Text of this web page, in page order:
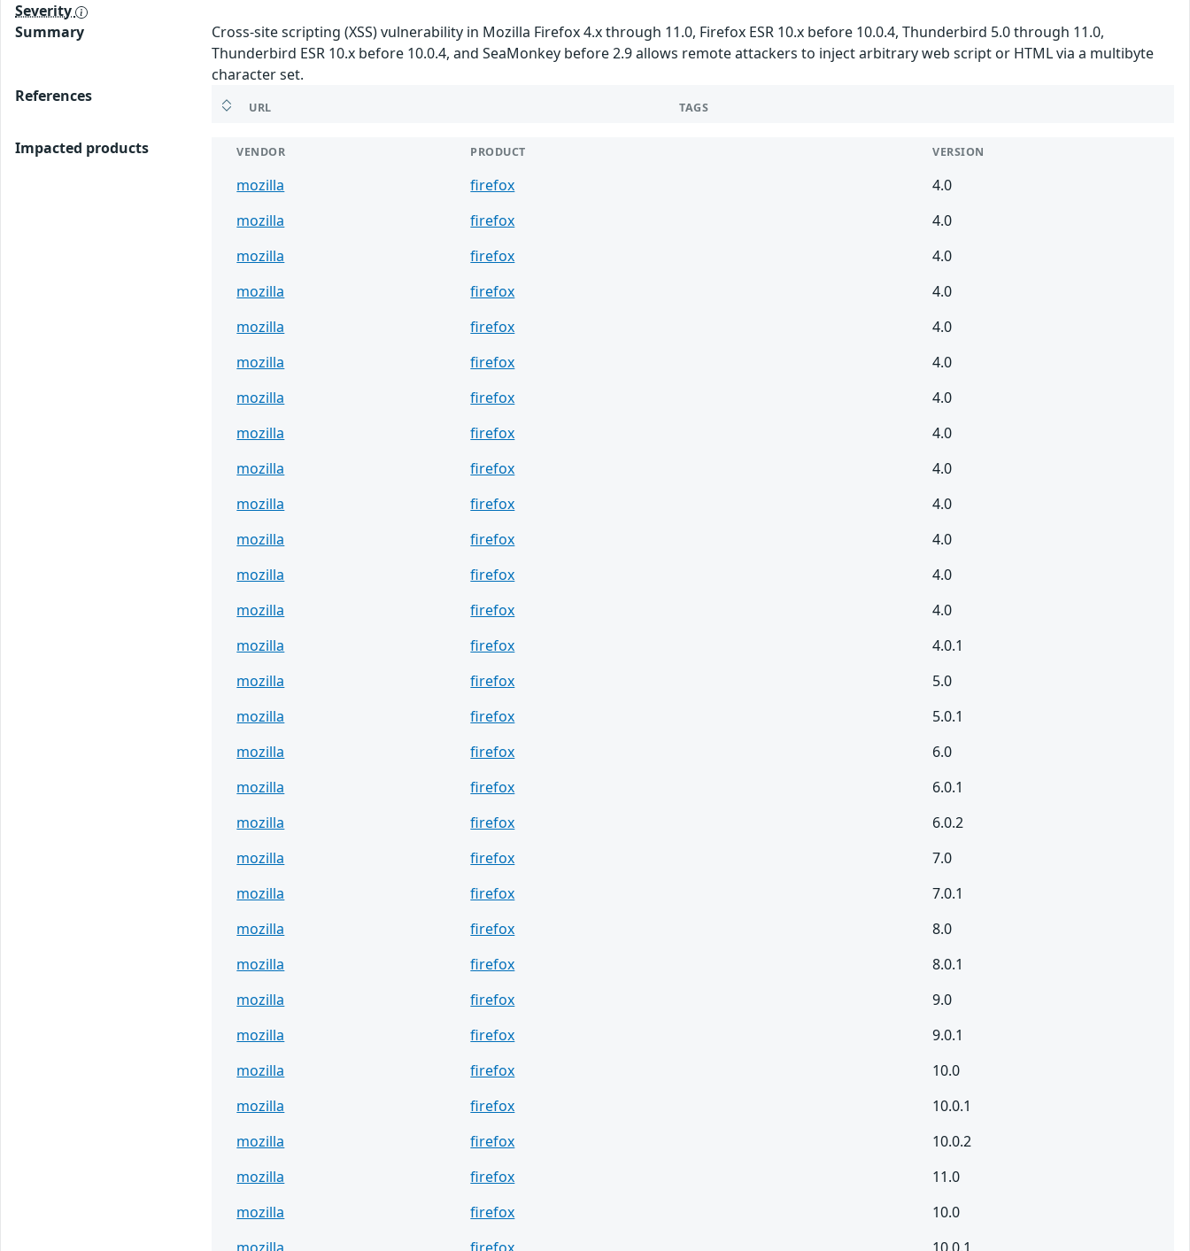
Severity
Summary
Cross-site scripting (XSS) vulnerability in Mozilla Firefox 4.x through 11.0, Firefox ESR 10.x before 10.0.4, Thunderbird 5.0 through 11.0,
Thunderbird ESR 10.x before 10.0.4, and SeaMonkey before 2.9 allows remote attackers to inject arbitrary web script or HTML via a multibyte
character set.
References
URL TAGS
Impacted products VENDOR PRODUCT VERSION
mozilla firefox
4.0
mozilla
firefox
4.0
mozilla
firefox
4.0
mozilla
firefox
4.0
mozilla
firefox
4.0
mozilla
firefox
4.0
mozilla
firefox
4.0
mozilla
firefox
4.0
mozilla
firefox
4.0
mozilla
firefox
4.0
mozilla
firefox
4.0
mozilla
firefox
4.0
mozilla
firefox
4.0
mozilla
firefox
4.0.1
mozilla
firefox
5.0
mozilla
firefox
5.0.1
mozilla
firefox
6.0
mozilla
firefox
6.0.1
mozilla
firefox
6.0.2
mozilla
firefox
7.0
mozilla
firefox
7.0.1
mozilla
firefox
8.0
mozilla
firefox
8.0.1
mozilla
firefox
9.0
mozilla
firefox
9.0.1
mozilla
firefox
10.0
mozilla
firefox
10.0.1
mozilla
firefox
10.0.2
mozilla
firefox
11.0
mozilla
firefox
10.0